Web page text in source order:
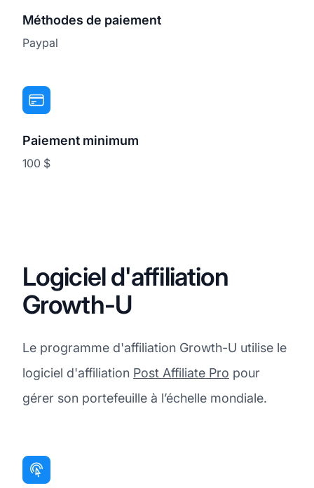
Méthodes de paiement
Paypal
Paiement minimum
100 $
Logiciel d'affiliation
Growth-U
Le programme d'affiliation Growth-U utilise le
logiciel d'affiliation Post Affiliate Pro pour
gérer son portefeuille à l’échelle mondiale.